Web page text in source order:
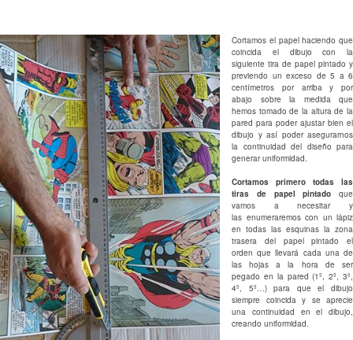
Cortamos el papel haciendo que
coincida el dibujo con la
siguiente tira de papel pintado y
previendo un exceso de 5 a 6
centímetros por arriba y por
abajo sobre la medida que
hemos tomado de la altura de la
pared para poder ajustar bien el
dibujo y así poder asegurarnos
la continuidad del diseño para
generar uniformidad.
Cortamos primero todas las
tiras de papel pintado que
vamos a necesitar y
las enumeraremos con un lápiz
en todas las esquinas la zona
trasera del papel pintado el
orden que llevará cada una de
las hojas a la hora de ser
pegado en la pared (1º, 2º, 3º,
4º, 5º…) para que el dibujo
siempre coincida y se aprecie
una continuidad en el dibujo,
creando uniformidad.